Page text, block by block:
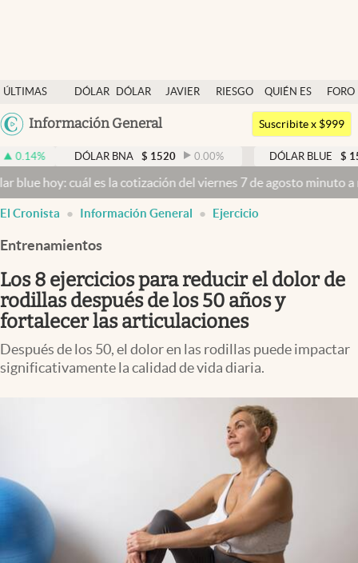
ÚLTIMAS
NOTICIAS
DÓLAR
DÓLAR
JAVIER
RIESGO
QUIÉN ES
QUIÉN
FORO
Argentina
México
Información General
Dólar
Members
Economía y Política
Finanzas y Mercados
Mercados Online
Negocios
Columnistas
Otras secciones
Infotechnology
Eventos Corporativos
El Cronista Studio
Mediakit
Suscribite x $999
DÓLAR BNA $ 1520 0.00% DÓLAR BLUE $ 1530 -0.65
es la cotización del viernes 7 de agosto minuto a minuto
El Cronista Información General Ejercicio
Entrenamientos
Los 8 ejercicios para reducir el dolor de
rodillas después de los 50 años y
fortalecer las articulaciones
Después de los 50, el dolor en las rodillas puede impactar
significativamente la calidad de vida diaria.